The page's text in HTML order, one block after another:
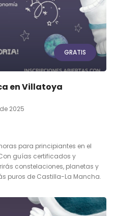
GRATIS
en Villatoya
2025
para principiantes en el
guías certificados y
constelaciones, planetas y
puros de Castilla-La Mancha.